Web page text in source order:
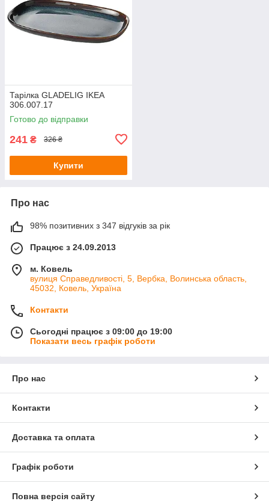
Тарілка GLADELIG IKEA
306.007.17
Готово до відправки
241 ₴ 326 ₴
Купити
Про нас
98% позитивних з 347 відгуків за рік
Працює з 24.09.2013
м. Ковель
вулиця Справедливості, 5, Вербка, Волинська область,
45032, Ковель, Україна
Контакти
Сьогодні працює з 09:00 до 19:00
Показати весь графік роботи
Про нас
Контакти
Доставка та оплата
Графік роботи
Повна версія сайту